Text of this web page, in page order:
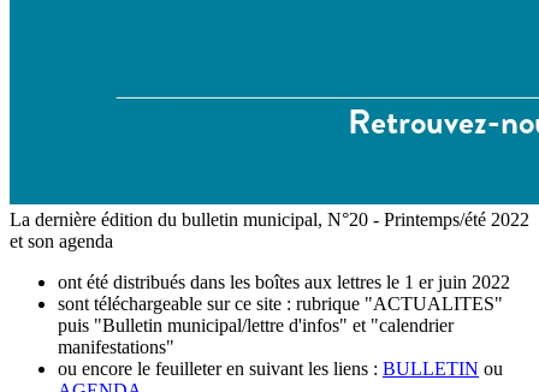
La dernière édition du bulletin municipal, N°20 - Printemps/été 2022
et son agenda
ont été distribués dans les boîtes aux lettres le 1 er juin 2022
sont téléchargeable sur ce site : rubrique "ACTUALITES"
puis "Bulletin municipal/lettre d'infos" et "calendrier
manifestations"
ou encore le feuilleter en suivant les liens : BULLETIN ou